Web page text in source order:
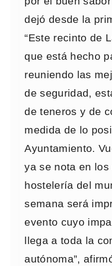
dejó desde la
“Este recinto de
que está hecho
reuniendo las
de seguridad,
de teneros y de
medida de lo
Ayuntamiento.
ya se nota en
hostelería del
semana será
evento cuyo
llega a toda la
autónoma”,